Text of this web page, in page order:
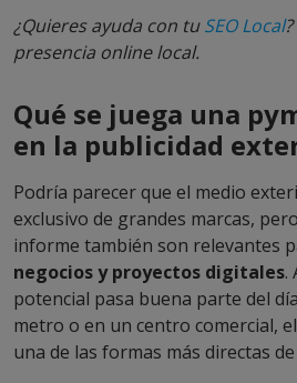
¿Quieres ayuda con tuSEO Local
presencia online local.
Qué se juega una
en la publicidad
Podría parecer que el medio
exclusivo de grandes marcas,
informe también son relevantes
negocios y proyectos digitales.
potencial pasa buena parte del
metro o en un centro comercial,
una de las formas más directas